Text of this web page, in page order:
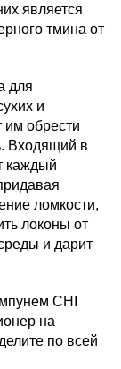
является
тмина от
для
и
им обрести
Входящий в
каждый
ломкости,
локоны от
и дарит
CHI
на
по всей